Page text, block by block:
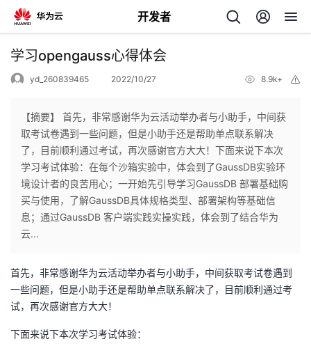
开发者
返
个
人
主
页
我
的
开
发
者
学习opengauss心得体会
yd_260839465 2022/10/27 8.9k+
【摘要】 首先，非常感谢华为云活动举办者与小助手，中间获
取考试卷遇到一些问题，但是小助手还是帮助单点联系解决
了，目前顺利通过考试，再次感谢官方大大！下面来说下本次
学习考试体验：在每个沙箱实验中，体会到了GaussDB实验环
境设计者的良苦用心；一开始先引导学习GaussDB 部署基础购
买与使用，了解GaussDB具体规格类型、部署架构等基础信
息；通过GaussDB 客户端实践实操实践，体会到了结合华为
云...
首先，非常感谢华为云活动举办者与小助手，中间获取考试卷遇到
一些问题，但是小助手还是帮助单点联系解决了，目前顺利通过考
试，再次感谢官方大大！
下面来说下本次学习考试体验：